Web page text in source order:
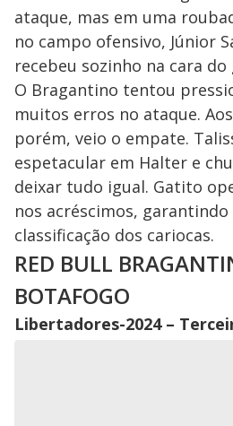
ataque, mas em uma
no campo ofensivo, Júnior
recebeu sozinho na cara
O Bragantino tentou
muitos erros no ataque.
porém, veio o empate.
espetacular em Halter e
deixar tudo igual. Gatito
nos acréscimos, garantindo
classificação dos cariocas.
RED BULL
BOTAFOGO
Libertadores-2024 –